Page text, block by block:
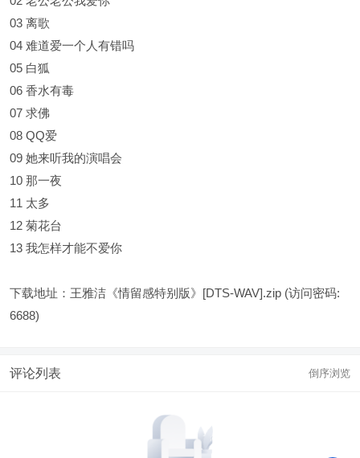
03 离歌
04 难道爱一个人有错吗
05 白狐
06 香水有毒
07 求佛
08 QQ爱
09 她来听我的演唱会
10 那一夜
11 太多
12 菊花台
13 我怎样才能不爱你
下载地址： 王雅洁《情留感特别版》[DTS-WAV].zip (访问密码:
6688)
评论列表 倒序浏览